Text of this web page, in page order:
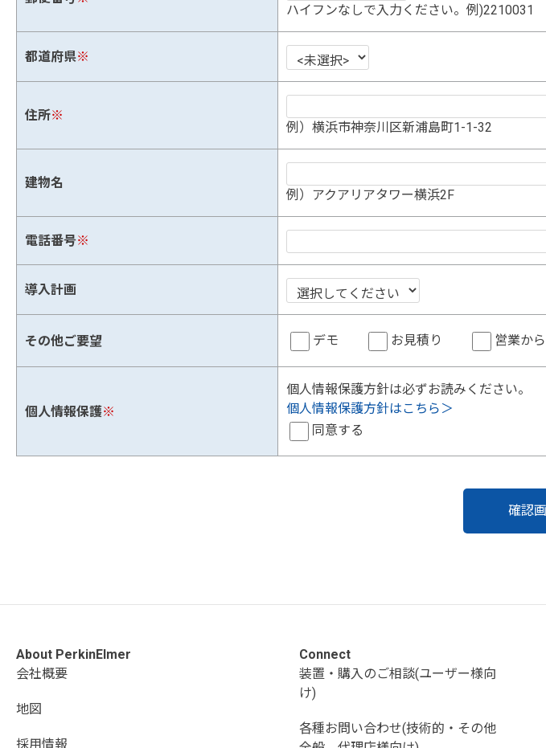
ハイフンなしで入力ください。例)2210031
都道府県※
住所※
例）横浜市神奈川区新浦島町1-1-32
建物名
例）アクアリアタワー横浜2F
電話番号※
導入計画
その他ご要望 デモ お見積り 営業か
個人情報保護※
個人情報保護方針は必ずお読みください。
個人情報保護方針はこちら＞
同意する
About PerkinElmer
会社概要
地図
採用情報
Connect
装置・購入のご相談(ユーザー様向
け)
各種お問い合わせ(技術的・その他